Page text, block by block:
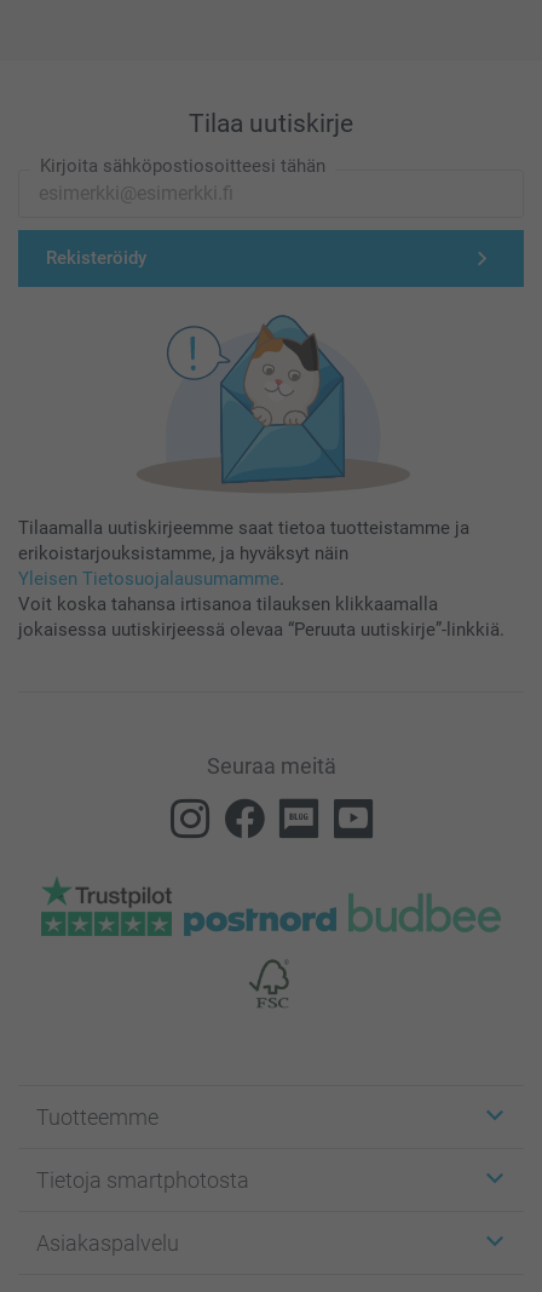
Tilaa uutiskirje
Kirjoita sähköpostiosoitteesi tähän
Rekisteröidy
Tilaamalla uutiskirjeemme saat tietoa tuotteistamme ja
erikoistarjouksistamme, ja hyväksyt näin
Yleisen Tietosuojalausumamme.
Voit koska tahansa irtisanoa tilauksen klikkaamalla
jokaisessa uutiskirjeessä olevaa “Peruuta uutiskirje”-linkkiä.
Seuraa meitä
Tuotteemme
Kuvakortit
Kuvakirjat
Tietoja smartphotosta
Affiliate ohjelma
Asiakaspalvelu